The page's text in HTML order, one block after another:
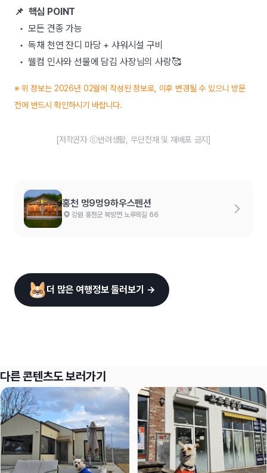
📌 핵심 POINT
• 모든 견종 가능
• 독채 천연 잔디 마당 + 샤워시설 구비
• 웰컴 인사와 선물에 담김 사장님의 사랑🥰
※ 위 정보는 2026년 02월에 작성된 정보로, 이후 변경될 수 있으니 방문
전에 반드시 확인하시기 바랍니다.
[저작권자 ⓒ반려생활, 무단전재 및 재배포 금지]
홍천 멍9멍9하우스펜션
강원 홍천군 북방면 노루목길 66
더 많은 여행정보 둘러보기 →
다른 콘텐츠도 보러가기